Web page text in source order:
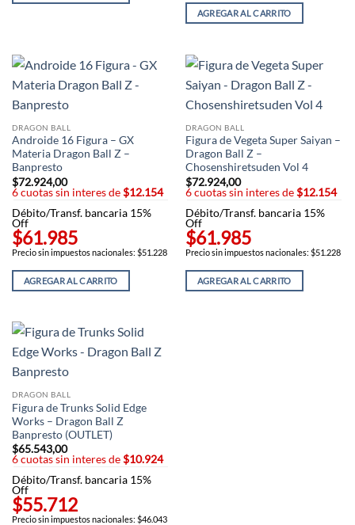
AGREGAR AL CARRITO
DRAGON BALL
Androide 16 Figura – GX
Materia Dragon Ball Z –
Banpresto
$72.924,00
6 cuotas sin interes de$12.154
Débito/Transf. bancaria 15%
Off
$61.985
Precio sin impuestos nacionales: $51.228
AGREGAR AL CARRITO
DRAGON BALL
Figura de Vegeta Super Saiyan –
Dragon Ball Z –
Chosenshiretsuden Vol 4
$72.924,00
6 cuotas sin interes de$12.154
Débito/Transf. bancaria 15%
Off
$61.985
Precio sin impuestos nacionales: $51.228
AGREGAR AL CARRITO
DRAGON BALL
Figura de Trunks Solid Edge
Works – Dragon Ball Z
Banpresto (OUTLET)
$65.543,00
6 cuotas sin interes de$10.924
Débito/Transf. bancaria 15%
Off
$55.712
Precio sin impuestos nacionales: $46.043